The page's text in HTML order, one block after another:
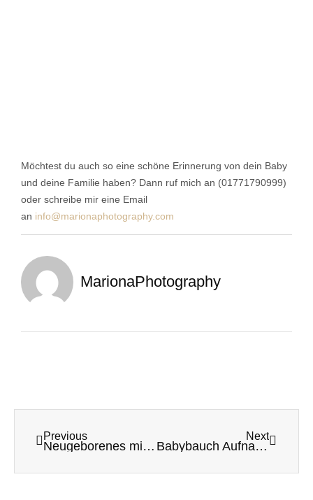
Möchtest du auch so eine schöne Erinnerung von dein Baby
und deine Familie haben? Dann ruf mich an (01771790999)
oder schreibe mir eine Email
an info@marionaphotography.com
MarionaPhotography
Previous
Neugeborenes mit vier Geschwistern!
Next
Babybauch Aufnahmen voller Emotionen